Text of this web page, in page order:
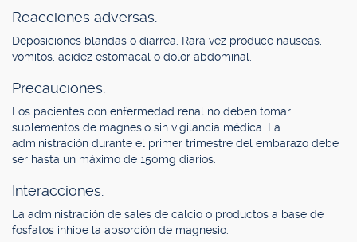
Reacciones adversas.
Deposiciones blandas o diarrea. Rara vez produce náuseas,
vómitos, acidez estomacal o dolor abdominal.
Precauciones.
Los pacientes con enfermedad renal no deben tomar
suplementos de magnesio sin vigilancia médica. La
administración durante el primer trimestre del embarazo debe
ser hasta un máximo de 150mg diarios.
Interacciones.
La administración de sales de calcio o productos a base de
fosfatos inhibe la absorción de magnesio.